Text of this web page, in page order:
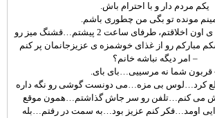
یکم مردم دار و با احترام باش.
مونده تو بگی من چطوری باشم.
– یعنی من کشته مرده ی اون اخلاقتم، طرفای ساعت 2 پیشتم…قشنگ میز رو
مبارکم رو از غذای خوشمزه ی عزیزجانمان پر کنم
– امر دیگه نباشه خانم؟
قربون شما نه مرسییی…بای بای.
کرد…لوس بی مزه…می دونست گوشی رو نگه داره
می کنم…تلفن رو سر جاش گذاشتم…همون موقع
اومد…فکر کنم عزیز بود…به سمت در رفتم…بله